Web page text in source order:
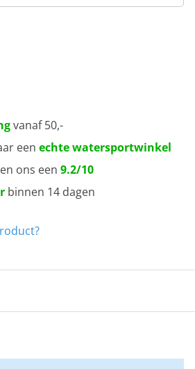
vanaf 50,-
een echte watersportwinkel
ons een 9.2/10
binnen 14 dagen